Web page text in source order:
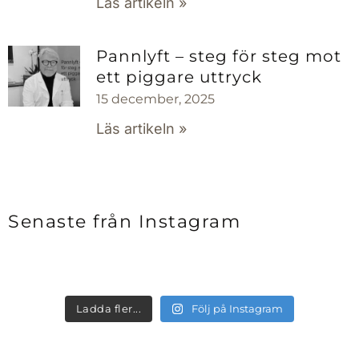
Pannlyft – steg för steg mot
ett piggare uttryck
15 december, 2025
Läs artikeln »
Senaste från Instagram
Jun 22
Jun 15
Jun 15
Maj 26
Ladda fler... Följ på Instagram